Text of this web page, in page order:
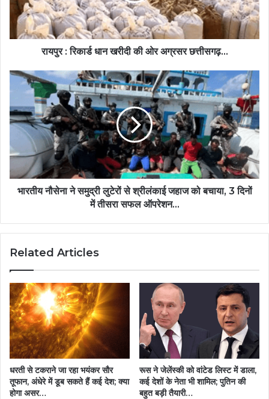
रायपुर : रिकार्ड धान खरीदी की ओर अग्रसर छत्तीसगढ़...
भारतीय नौसेना ने समुद्री लुटेरों से श्रीलंकाई जहाज को बचाया, 3 दिनों
में तीसरा सफल ऑपरेशन...
Related Articles
धरती से टकराने जा रहा भयंकर सौर
तूफान, अंधेरे में डूब सकते हैं कई देश; क्या
होगा असर…
रूस ने जेलेंस्की को वांटेड लिस्ट में डाला,
कई देशों के नेता भी शामिल; पुतिन की
बहुत बड़ी तैयारी…